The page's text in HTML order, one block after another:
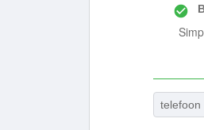
telefoon